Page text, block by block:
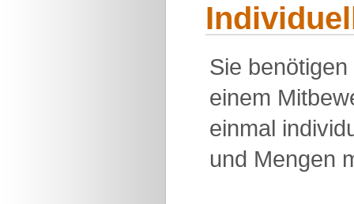
Sie
einem
einmal
und Mengen